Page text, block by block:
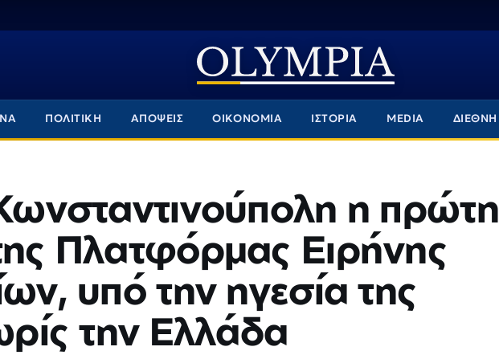
ΠΟΛΙΤΙΚΗ ΑΠΟΨΕΙΣ ΟΙΚΟΝΟΜΙΑ ΙΣΤΟΡΙΑ MEDIA ΔΙΕΘΝΗ
η πρώτη
Πλατφόρμας Ειρήνης
υπό την ηγεσία της
την Ελλάδα